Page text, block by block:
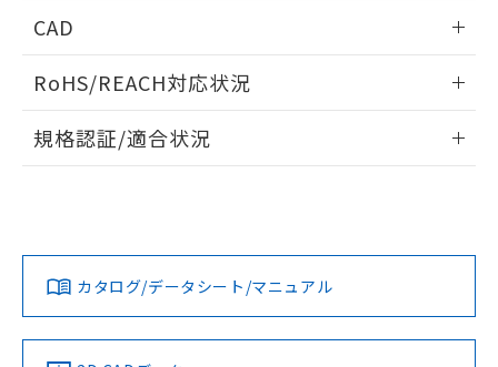
CAD
ドすることができます。
ログイン/会員登録
ダウンロードデータをご利用いただく前に、以下を必ずお読
みください。
ソフトウェアの使用条件
RoHS/REACH対応状況
EU RoHS 注意事項・凡例
対応済み
規格認証/適合状況
カタログ/データシート/マニュアル
欄に対応日を記載しておりました。
既に当社にて対応品への在庫切替を完了
していることから、特段のことがない限
り、2022年1月12日より割愛しておりま
す。